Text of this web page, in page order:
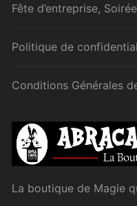
Fête d’entreprise,
Politique de
Conditions Générales
La boutique de Magie